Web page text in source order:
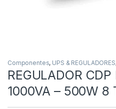
Componentes, UPS & REGULADORES
REGULADOR
1000VA – 500W 8